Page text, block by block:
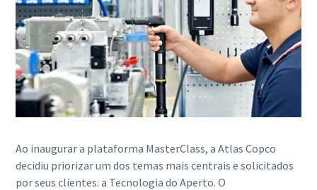
Ao inaugurar a plataforma MasterClass, a Atlas Copco
decidiu priorizar um dos temas mais centrais e solicitados
por seus clientes: a Tecnologia do Aperto. O